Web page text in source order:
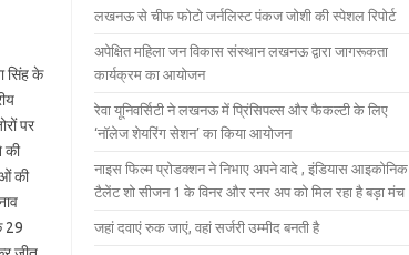
सिंह के
पर
की
की
29
लखनऊ से चीफ फोटो जर्नलिस्ट पंकज जोशी की स्पेशल रिपोर्ट
अपेक्षित महिला जन विकास संस्थान लखनऊ द्वारा जागरूकता
कार्यक्रम का आयोजन
रेवा यूनिवर्सिटी ने लखनऊ में प्रिंसिपल्स और फैकल्टी के लिए
‘नॉलेज शेयरिंग सेशन’ का किया आयोजन
नाइस फिल्म प्रोडक्शन ने निभाए अपने वादे , इंडियास आइकोनिक
टैलेंट शो सीजन 1 के विनर और रनर अप को मिल रहा है बड़ा मंच
जहां दवाएं रुक जाएं, वहां सर्जरी उम्मीद बनती है